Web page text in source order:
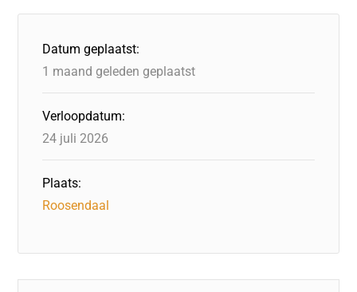
Datum geplaatst:
1 maand geleden geplaatst
Verloopdatum:
24 juli 2026
Plaats:
Roosendaal